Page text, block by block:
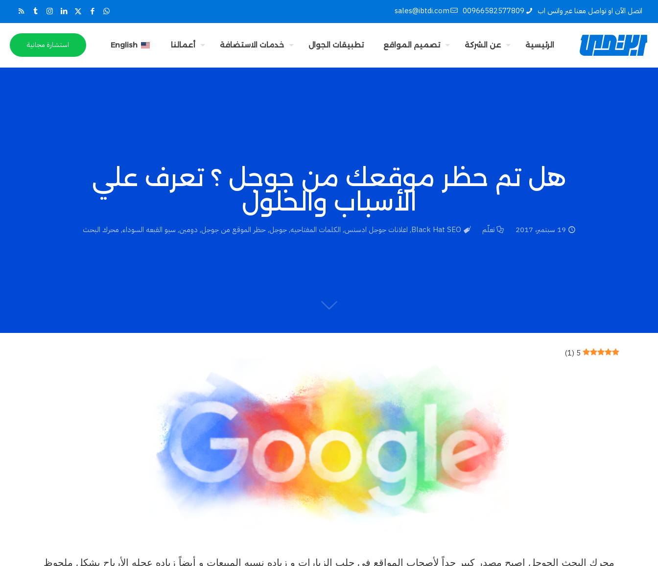
اتصل الآن او تواصل معنا عبر واتس اب 00966582577809
sales@ibtdi.com
الرئيسية عن الشركة تصميم المواقع تطبيقات الجوال خدمات الاستضافة أعمالنا English استشارة مجانية
هل تم حظر موقعك من جوجل ؟ تعرف علي
الأسباب والحلول
19 سبتمبر، 2017 تعلّم Black Hat SEO
, اعلانات جوجل ادسنس, الكلمات المفتاحيه,جوجل,حظر الموقع من جوجل, دومين, سيو القبعه السوداء, محرك البحث
5
(
1
)
محرك البحث الجوجل اصبح مصدر كبير جداً لأصحاب المواقع في جلب الزيارات و زياده نسبه المبيعات و أيضاً زياده عجله الأرباح بشكل ملحوظ